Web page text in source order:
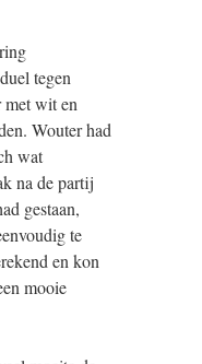
tegen
met wit en
Wouter had
wat
na de partij
gestaan,
te
en kon
mooie